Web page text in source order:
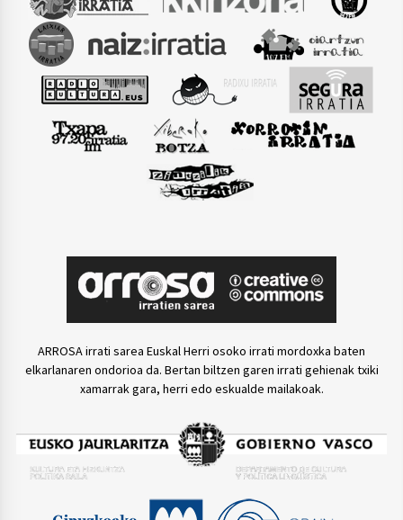
ARROSA irrati sarea Euskal Herri osoko irrati mordoxka baten
elkarlanaren ondorioa da. Bertan biltzen garen irrati gehienak txiki
xamarrak gara, herri edo eskualde mailakoak.